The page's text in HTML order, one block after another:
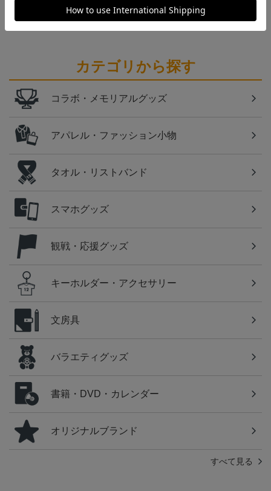
全グッズ一覧はこちら！
カテゴリから探す
コラボ・メモリアルグッズ
アパレル・ファッション小物
タオル・リストバンド
スマホグッズ
観戦・応援グッズ
キーホルダー・アクセサリー
文房具
バラエティグッズ
書籍・DVD・カレンダー
オリジナルブランド
すべて見る